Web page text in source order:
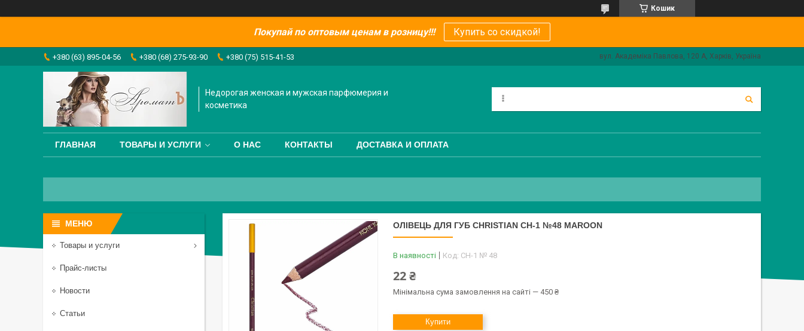
Кошик
Покупай по оптовым ценам в розницу!!! Купить со скидкой!
+380 (63) 895-04-56 +380 (68) 275-93-90 +380 (75) 515-41-53 вул. Академіка Павлова, 120 А, Харків, Україна
Недорогая женская и мужская парфюмерия и
косметика
ГЛАВНАЯ ТОВАРЫ И УСЛУГИ О НАС КОНТАКТЫ ДОСТАВКА И ОПЛАТА
ОЛІВЕЦЬ ДЛЯ ГУБ CHRISTIAN CH-1 №48 MAROON
В наявності Код: CH-1 № 48
22 ₴
Мінімальна сума замовлення на сайті — 450 ₴
Купити
Товары и услуги
Прайс-листы
Новости
Статьи